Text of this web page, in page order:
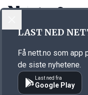
Annonsørinnhold
LAST NED
Få nett.no som app
de siste nyhetene.
Last ned fra
Google Play